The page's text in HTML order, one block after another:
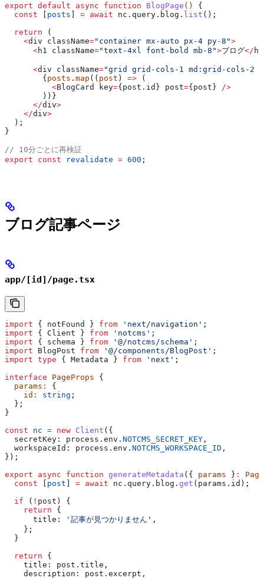
export default async function BlogPage () {
  const
[ posts ] = await nc . query . blog . list ();
  return
(
    <
div className="container mx-auto px-4 py-8">
      <
h1 className="text-4xl font-bold mb-8">ブログ</ h1
      <
div className="grid grid-cols-1 md:grid-cols-2
        {
posts . map (( post ) => (
          <
BlogCard key={post. id } post={post}
/>
        ))}
      </
div>
    </
div>
  );
}
// 10分ごとに再検証
export const revalidate = 600 ;
ブログ記事ページ
app/[id]/page.tsx
import { notFound } from 'next/navigation' ;
import { Client } from 'notcms' ;
import { schema } from '@/notcms/schema' ;
import BlogPost from '@/components/BlogPost' ;
import type { Metadata } from 'next' ;
interface PageProps {
  params
:
{
    id
: string ;
  };
}
const nc = new Client ({
  secretKey:
process . env . NOTCMS_SECRET_KEY ,
  workspaceId:
process . env . NOTCMS_WORKSPACE_ID ,
});
export async function generateMetadata ({ params } :
  const
post = await nc . query . blog . get ( params . id );
  if
( ! post ) {
    return
{
      title:
'記事が見つかりません' ,
    };
  }
  return
{
    title:
post . title ,
    description:
post . excerpt ,